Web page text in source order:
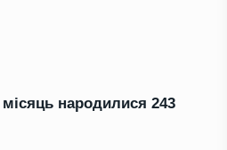
народилися 243